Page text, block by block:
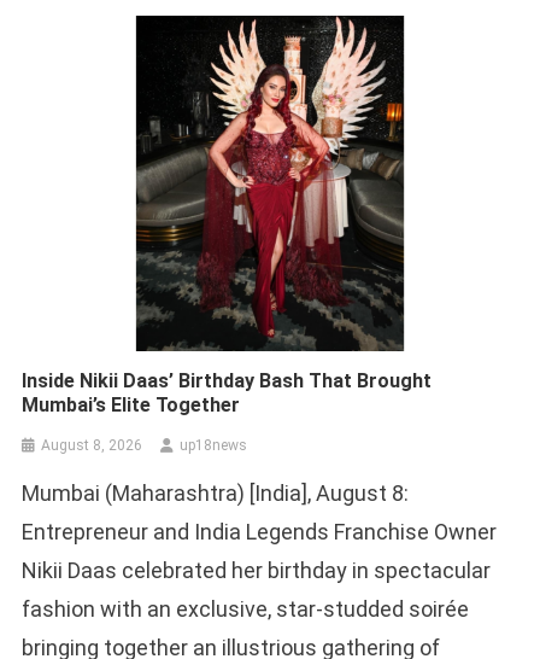
Inside Nikii Daas’ Birthday Bash That Brought
Mumbai’s Elite Together
August 8, 2026 up18news
Mumbai (Maharashtra) [India], August 8:
Entrepreneur and India Legends Franchise Owner
Nikii Daas celebrated her birthday in spectacular
fashion with an exclusive, star-studded soirée
bringing together an illustrious gathering of